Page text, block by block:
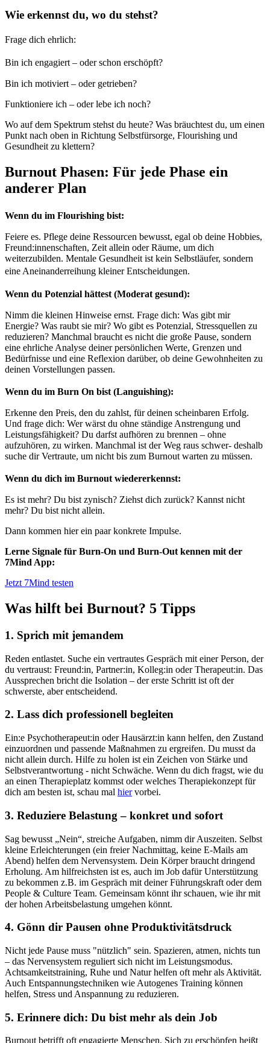
Wie erkennst du, wo du stehst?
Frage dich ehrlich:
Bin ich engagiert – oder schon erschöpft?
Bin ich motiviert – oder getrieben?
Funktioniere ich – oder lebe ich noch?
Wo auf dem Spektrum stehst du heute? Was bräuchtest du, um einen
Punkt nach oben in Richtung Selbstfürsorge, Flourishing und
Gesundheit zu klettern?
Burnout Phasen: Für jede Phase ein
anderer Plan
Wenn du im Flourishing bist:
Feiere es. Pflege deine Ressourcen bewusst, egal ob deine Hobbies,
Freund:innenschaften, Zeit allein oder Räume, um dich
weiterzubilden. Mentale Gesundheit ist kein Selbstläufer, sondern
eine Aneinanderreihung kleiner Entscheidungen.
Wenn du Potenzial hättest (Moderat gesund):
Nimm die kleinen Hinweise ernst. Frage dich: Was gibt mir
Energie? Was raubt sie mir? Wo gibt es Potenzial, Stressquellen zu
reduzieren? Manchmal braucht es nicht die große Pause, sondern
eine ehrliche Analyse deiner persönlichen Werte, Grenzen und
Bedürfnisse und eine Reflexion darüber, ob deine Gewohnheiten zu
deinen Vorstellungen passen.
Wenn du im Burn On bist (Languishing):
Erkenne den Preis, den du zahlst, für deinen scheinbaren Erfolg.
Und frage dich: Wer wärst du ohne ständige Anstrengung und
Leistungsfähigkeit? Du darfst aufhören zu brennen – ohne
aufzuhören, zu wirken. Manchmal ist der Weg raus schwer- deshalb
suche dir Vertraute, um nicht bis zum Burnout warten zu müssen.
Wenn du dich im Burnout wiedererkennst:
Es ist mehr? Du bist zynisch? Ziehst dich zurück? Kannst nicht
mehr? Du bist nicht allein.
Dann kommen hier ein paar konkrete Impulse.
Lerne Signale für Burn-On und Burn-Out kennen mit der
7Mind App:
Jetzt 7Mind testen
Was hilft bei Burnout? 5 Tipps
1. Sprich mit jemandem
Reden entlastet. Suche ein vertrautes Gespräch mit einer Person, der
du vertraust: Freund:in, Partner:in, Kolleg:in oder Therapeut:in. Das
Aussprechen bricht die Isolation – der erste Schritt ist oft der
schwerste, aber entscheidend.
2. Lass dich professionell begleiten
Ein:e Psychotherapeut:in oder Hausärzt:in kann helfen, den Zustand
einzuordnen und passende Maßnahmen zu ergreifen. Du musst da
nicht allein durch. Hilfe zu holen ist ein Zeichen von Stärke und
Selbstverantwortung - nicht Schwäche. Wenn du dich fragst, wie du
an einen Therapieplatz kommst oder welches Therapiekonzept für
dich am besten ist, schau mal hiervorbei.
3. Reduziere Belastung – konkret und sofort
Sag bewusst „Nein“, streiche Aufgaben, nimm dir Auszeiten. Selbst
kleine Erleichterungen (ein freier Nachmittag, keine E-Mails am
Abend) helfen dem Nervensystem. Dein Körper braucht dringend
Erholung. Am hilfreichsten ist es, auch im Job dafür Unterstützung
zu bekommen z.B. im Gespräch mit deiner Führungskraft oder dem
People & Culture Team. Gemeinsam könnt ihr schauen, wie ihr mit
der hohen Arbeitsbelastung umgehen könnt.
4. Gönn dir Pausen ohne Produktivitätsdruck
Nicht jede Pause muss "nützlich" sein. Spazieren, atmen, nichts tun
– das Nervensystem reguliert sich nicht im Leistungsmodus.
Achtsamkeitstraining, Ruhe und Natur helfen oft mehr als Aktivität.
Auch Entspannungstechniken wie Autogenes Training können
helfen, Stress und Anspannung zu reduzieren.
5. Erinnere dich: Du bist mehr als dein Job
Burnout betrifft oft engagierte Menschen. Sich zu erschöpfen heißt